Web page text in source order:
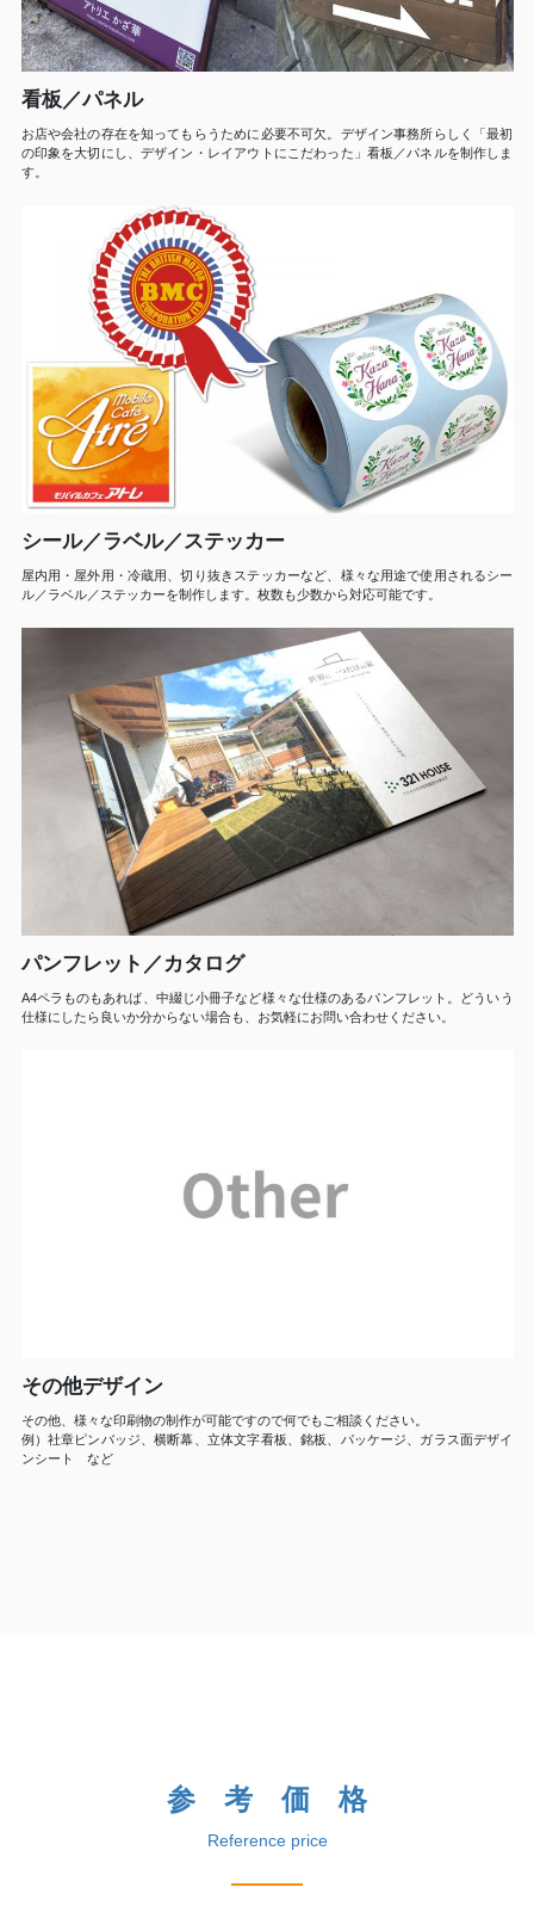
看板／パネル
お店や会社の存在を知ってもらうために必要不可欠。デザイン事務所らしく「最初
の印象を大切にし、デザイン・レイアウトにこだわった」看板／パネルを制作しま
す。
シール／ラベル／ステッカー
屋内用・屋外用・冷蔵用、切り抜きステッカーなど、様々な用途で使用されるシー
ル／ラベル／ステッカーを制作します。枚数も少数から対応可能です。
パンフレット／カタログ
A4ペラものもあれば、中綴じ小冊子など様々な仕様のあるパンフレット。どういう
仕様にしたら良いか分からない場合も、お気軽にお問い合わせください。
その他デザイン
その他、様々な印刷物の制作が可能ですので何でもご相談ください。
例）社章ピンバッジ、横断幕、立体文字看板、銘板、パッケージ、ガラス面デザイ
ンシート など
参 考 価 格
Reference price